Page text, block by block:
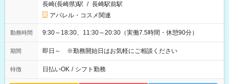
長崎(長崎県)駅 / 長崎駅前駅
アパレル・コスメ関連
勤務時間 9:30～18:30、11:30～20:30（実働7.5時間・休憩90分）
期間 即日～ ※勤務開始日はお気軽にご相談ください
特徴 日払いOK / シフト勤務